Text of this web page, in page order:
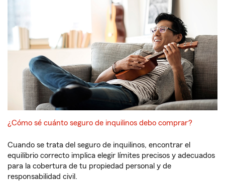
¿Cómo sé cuánto seguro de inquilinos debo comprar?
Cuando se trata del seguro de inquilinos, encontrar el
equilibrio correcto implica elegir límites precisos y adecuados
para la cobertura de tu propiedad personal y de
responsabilidad civil.